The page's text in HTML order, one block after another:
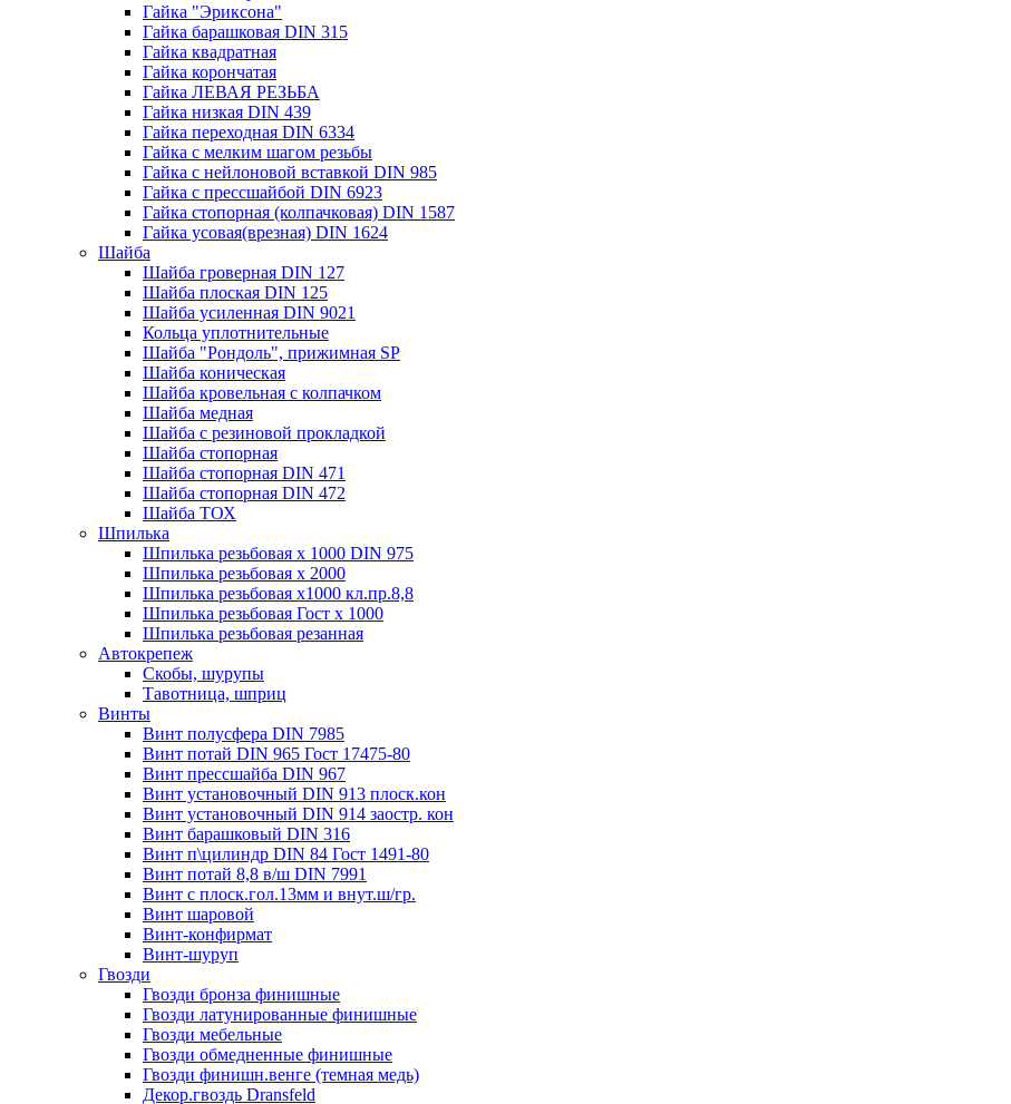
Гайка "Эриксона"
Гайка барашковая DIN 315
Гайка квадратная
Гайка корончатая
Гайка ЛЕВАЯ РЕЗЬБА
Гайка низкая DIN 439
Гайка переходная DIN 6334
Гайка с мелким шагом резьбы
Гайка с нейлоновой вставкой DIN 985
Гайка с прессшайбой DIN 6923
Гайка стопорная (колпачковая) DIN 1587
Гайка усовая(врезная) DIN 1624
Шайба
Шайба гроверная DIN 127
Шайба плоская DIN 125
Шайба усиленная DIN 9021
Кольца уплотнительные
Шайба "Рондоль", прижимная SP
Шайба коническая
Шайба кровельная с колпачком
Шайба медная
Шайба с резиновой прокладкой
Шайба стопорная
Шайба стопорная DIN 471
Шайба стопорная DIN 472
Шайба ТОХ
Шпилька
Шпилька резьбовая х 1000 DIN 975
Шпилька резьбовая х 2000
Шпилька резьбовая х1000 кл.пр.8,8
Шпилька резьбовая Гост х 1000
Шпилька резьбовая резанная
Автокрепеж
Скобы, шурупы
Тавотница, шприц
Винты
Винт полусфера DIN 7985
Винт потай DIN 965 Гост 17475-80
Винт прессшайба DIN 967
Винт установочный DIN 913 плоск.кон
Винт установочный DIN 914 заостр. кон
Винт барашковый DIN 316
Винт п\цилиндр DIN 84 Гост 1491-80
Винт потай 8,8 в/ш DIN 7991
Винт с плоск.гол.13мм и внут.ш/гр.
Винт шаровой
Винт-конфирмат
Винт-шуруп
Гвозди
Гвозди бронза финишные
Гвозди латунированные финишные
Гвозди мебельные
Гвозди обмедненные финишные
Гвозди финишн.венге (темная медь)
Декор.гвоздь Dransfeld